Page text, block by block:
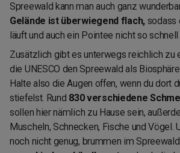
Spreewald kann man auch ganz
Gelände ist überwiegend flach, sodass
läuft und auch ein Pointee nicht so
Zusätzlich gibt es unterwegs reichlich zu
die UNESCO den Spreewald als
Halte also die Augen offen, wenn du dort
stiefelst. Rund 830 verschiedene
sollen hier nämlich zu Hause sein,
Muscheln, Schnecken, Fische und Vögel.
noch nicht genug, brummen im